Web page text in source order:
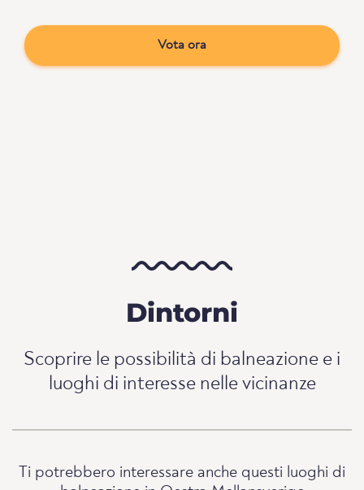
Vota ora
Dintorni
Scoprire le possibilità di balneazione e i
luoghi di interesse nelle vicinanze
Ti potrebbero interessare anche questi luoghi di